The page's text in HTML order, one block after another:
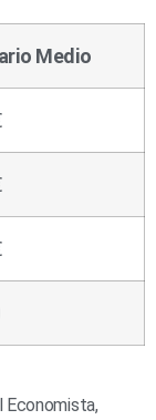
Medio
Economista,